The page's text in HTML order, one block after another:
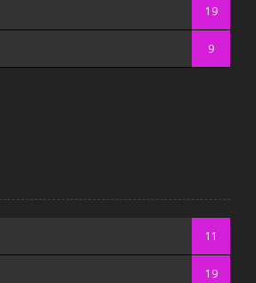
19
9
11
19